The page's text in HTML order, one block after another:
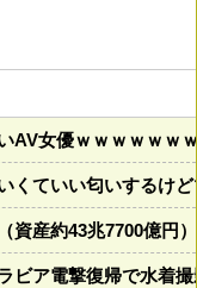
AV女優ｗｗｗｗｗｗ
くていい匂いするけ
資産約43兆7700億円
ビア電撃復帰で水着